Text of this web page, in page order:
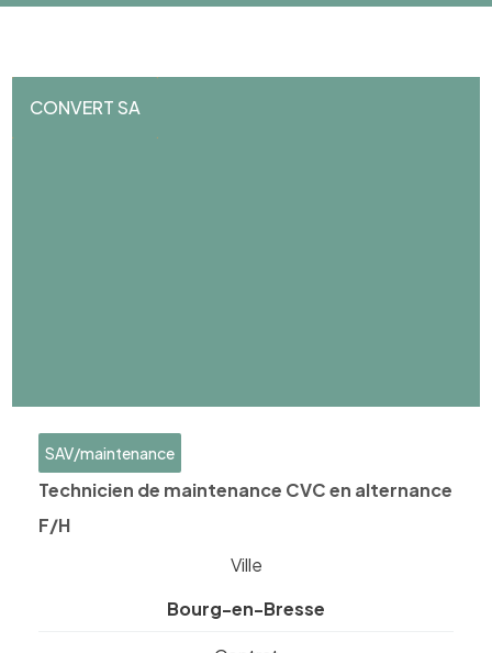
CONVERT SA
SAV/maintenance
Technicien de maintenance CVC en alternance
F/H
Ville
Bourg-en-Bresse